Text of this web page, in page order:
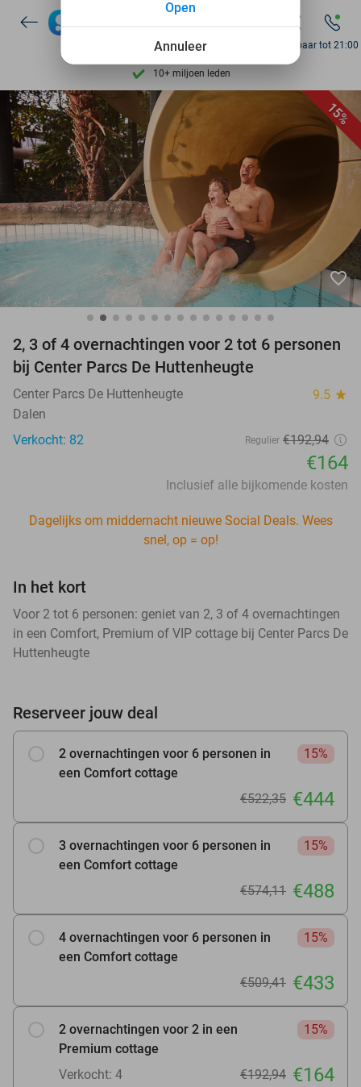
Ontdek 15.000+ deals
7 dagen per week beschikbaar
10+ miljoen leden
9,4 op basis van 206.298 reviews
Ontdek 15.000+ deals
7 dagen per week beschikbaar
10+ miljoen leden
Bereikbaar tot 21:00
15%
favorite_border
2, 3 of 4 overnachtingen voor 2 tot 6 personen
bij Center Parcs De Huttenheugte
Center Parcs De Huttenheugte 9.5 star
Dalen
Verkocht: 82
Regulier €192,94
€164
Inclusief alle bijkomende kosten
Dagelijks om middernacht nieuwe Social Deals. Wees
snel, op = op!
In het kort
Voor 2 tot 6 personen: geniet van 2, 3 of 4 overnachtingen
in een Comfort, Premium of VIP cottage bij Center Parcs De
Huttenheugte
Reserveer jouw deal
2 overnachtingen voor 6 personen in
een Comfort cottage
15%
€522,35 €444
3 overnachtingen voor 6 personen in
een Comfort cottage
15%
€574,11 €488
4 overnachtingen voor 6 personen in
een Comfort cottage
15%
€509,41 €433
2 overnachtingen voor 2 in een
Premium cottage
15%
Verkocht: 4 €192,94 €164
Annuleer
Open